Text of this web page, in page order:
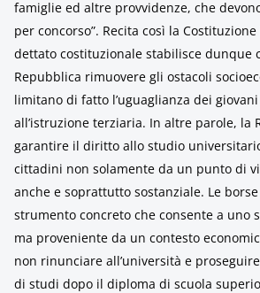
famiglie ed altre provvidenze, che
per concorso”. Recita così la
dettato costituzionale stabilisce dunque
Repubblica rimuovere gli ostacoli
limitano di fatto l’uguaglianza dei giovani
all’istruzione terziaria. In altre parole, la
garantire il diritto allo studio
cittadini non solamente da un punto di
anche e soprattutto sostanziale. Le
strumento concreto che consente a uno
ma proveniente da un contesto
non rinunciare all’università e
di studi dopo il diploma di scuola